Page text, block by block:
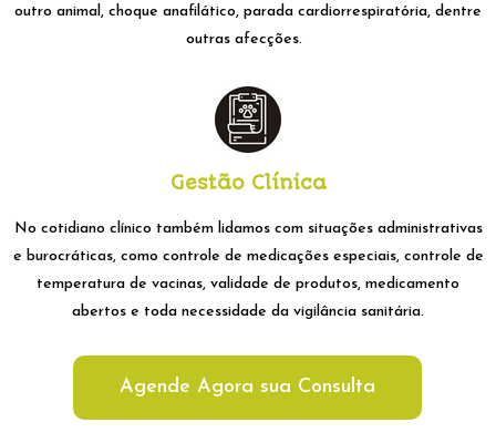
outro animal, choque anafilático, parada cardiorrespiratória, dentre
outras afecções.
Gestão Clínica
No cotidiano clínico também lidamos com situações administrativas
e burocráticas, como controle de medicações especiais, controle de
temperatura de vacinas, validade de produtos, medicamento
abertos e toda necessidade da vigilância sanitária.
Agende Agora sua Consulta